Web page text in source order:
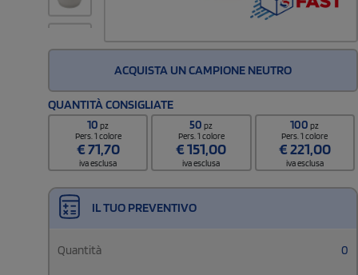
ACQUISTA UN CAMPIONE NEUTRO
QUANTITÀ CONSIGLIATE
10pz
Pers. 1 colore
€71,70
iva esclusa
50pz
Pers. 1 colore
€151,00
iva esclusa
100pz
Pers. 1 colore
€221,00
iva esclusa
IL TUO PREVENTIVO
Quantità 0